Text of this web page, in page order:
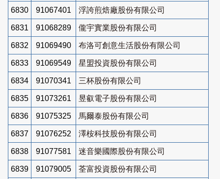
6830 91067401 浮誇煎焙廠股份有限公司
6831 91068289 儱宇實業股份有限公司
6832 91069490 布洛可創意生活股份有限公司
6833 91069549 星盟投資股份有限公司
6834 91070341 三杯股份有限公司
6835 91073261 昱叡電子股份有限公司
6836 91075325 馬爾泰股份有限公司
6837 91076252 澤桉科技股份有限公司
6838 91077581 迷音樂國際股份有限公司
6839 91079005 荃富投資股份有限公司